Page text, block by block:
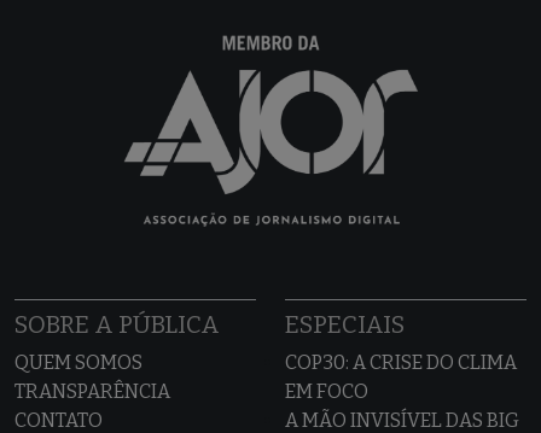
SOBRE A PÚBLICA
QUEM SOMOS
TRANSPARÊNCIA
CONTATO
ESPECIAIS
COP30: A CRISE DO CLIMA
EM FOCO
A MÃO INVISÍVEL DAS BIG